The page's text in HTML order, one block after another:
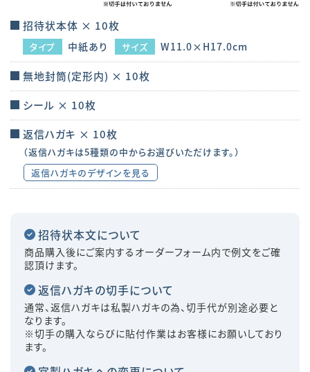
招待状本体 × 10枚
タイプ 中紙あり サイズ W11.0×H17.0cm
無地封筒(定形内) × 10枚
シール × 10枚
返信ハガキ × 10枚
（返信ハガキは5種類の中からお選びいただけます。）
返信ハガキのデザインを見る
招待状本文について
商品購入後にご案内するオーダーフォーム内で例文をご確
認頂けます。
返信ハガキの切手について
通常、返信ハガキは私製ハガキの為、切手代が別途必要と
なります。
※切手の購入ならびに貼付作業はお客様にお願いしており
ます。